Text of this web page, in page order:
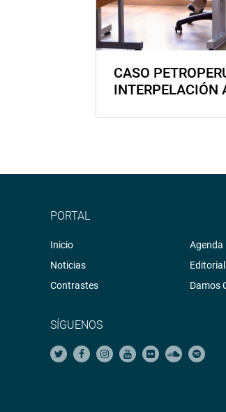
CASO
INTERPELACIÓN
PORTAL
Inicio
Noticias
Contrastes
Agenda
Editorial
Damos
SÍGUENOS